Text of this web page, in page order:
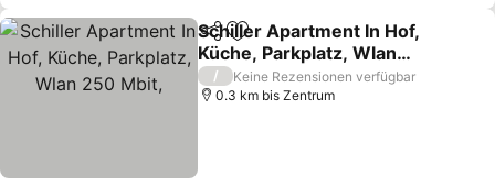
TeilenZu Favoriten hinzufügen
Schiller Apartment In Hof,
Küche, Parkplatz, Wlan
250 Mbit,
/
Keine Rezensionen verfügbar
0.3 km bis Zentrum